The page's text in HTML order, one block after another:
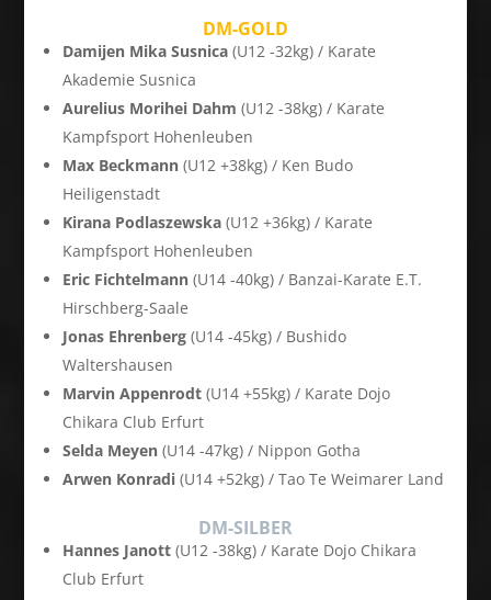
DM-GOLD
Damijen Mika Susnica(U12 -32kg) / Karate
Akademie Susnica
Aurelius Morihei Dahm (U12 -38kg) / Karate
Kampfsport Hohenleuben
Max Beckmann(U12 +38kg) / Ken Budo
Heiligenstadt
Kirana Podlaszewska(U12 +36kg) / Karate
Kampfsport Hohenleuben
Eric Fichtelmann(U14 -40kg) / Banzai-Karate E.T.
Hirschberg-Saale
Jonas Ehrenberg(U14 -45kg) / Bushido
Waltershausen
Marvin Appenrodt(U14 +55kg) / Karate Dojo
Chikara Club Erfurt
Selda Meyen(U14 -47kg) / Nippon Gotha
Arwen Konradi(U14 +52kg) / Tao Te Weimarer Land
DM-SILBER
Hannes Janott(U12 -38kg) / Karate Dojo Chikara
Club Erfurt